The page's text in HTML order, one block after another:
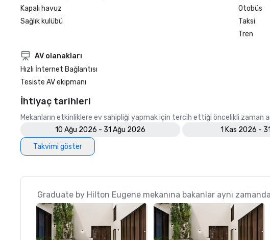
Kapalı havuz
Sağlık kulübü
Otobüs
Taksi
Tren
AV olanakları
Hızlı İnternet Bağlantısı
Tesiste AV ekipmanı
İhtiyaç tarihleri
Mekanların etkinliklere ev sahipliği yapmak için tercih ettiği öncelikli zaman
10 Ağu 2026 - 31 Ağu 2026
1 Kas 2026 -
Takvimi göster
Graduate by Hilton Eugene mekanına bakanlar aynı